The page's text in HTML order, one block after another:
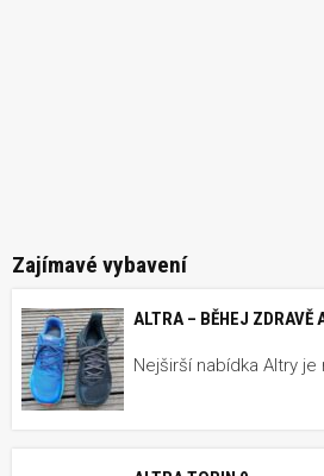
Zajímavé vybavení
ALTRA – BĚHEJ ZDRAVĚ
Nejširší nabídka Altry je